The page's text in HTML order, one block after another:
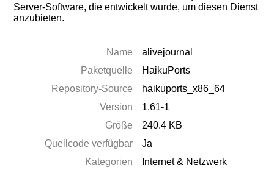
Server-Software, die entwickelt wurde, um diesen Dienst
anzubieten.
Name
alivejournal
Paketquelle
HaikuPorts
Repository-Source
haikuports_x86_64
Version
1.61-1
Größe
240.4 KB
Quellcode verfügbar
Ja
Kategorien
Internet & Netzwerk